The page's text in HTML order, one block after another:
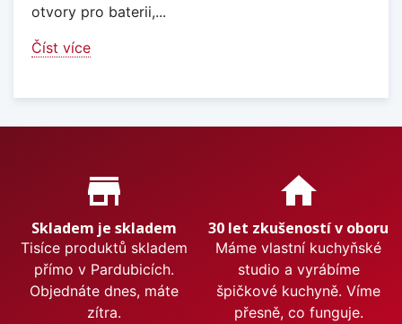
otvory pro baterii,...
Číst více
Proč nakupovat u nás?
store_mall_directory
Skladem je skladem
Tisíce produktů skladem
přímo v Pardubicích.
Objednáte dnes, máte
zítra.
home
30 let zkušeností v oboru
Máme vlastní kuchyňské
studio a vyrábíme
špičkové kuchyně. Víme
přesně, co funguje.